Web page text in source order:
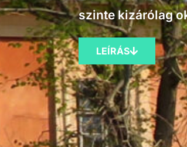
szinte kizárólag
LEÍRÁS